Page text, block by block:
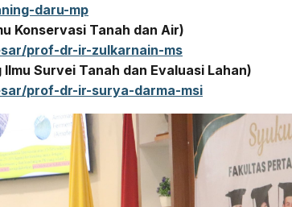
daru-mp
Konservasi Tanah dan Air)
prof-dr-ir-zulkarnain-ms
Survei Tanah dan Evaluasi Lahan)
prof-dr-ir-surya-darma-msi